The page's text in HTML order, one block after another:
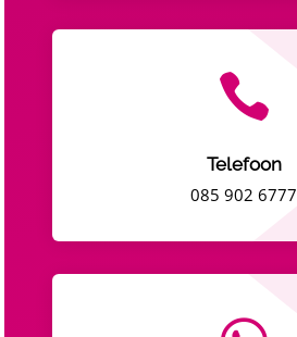

Telefoon
085 902 6777